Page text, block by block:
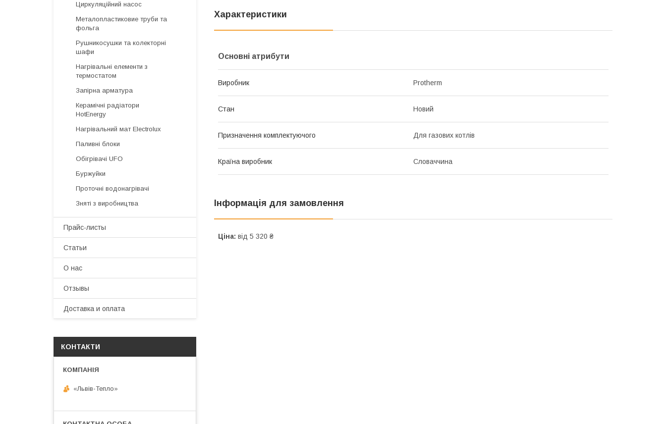
Характеристики
Основні атрибути
Виробник Protherm
Стан Новий
Призначення комплектуючого Для газових котлів
Країна виробник Словаччина
Інформація для замовлення
Ціна: від 5 320 ₴
Циркуляційний насос
Металопластиковие труби та
фольга
Рушникосушки та колекторні
шафи
Нагрівальні елементи з
термостатом
Запірна арматура
Керамічні радіатори
HotEnergy
Нагрівальний мат Electrolux
Паливні блоки
Обігрівачі UFO
Буржуйки
Проточні водонагрівачі
Зняті з виробництва
Прайс-листы
Статьи
О нас
Отзывы
Доставка и оплата
КОНТАКТИ
«Львів-Тепло»